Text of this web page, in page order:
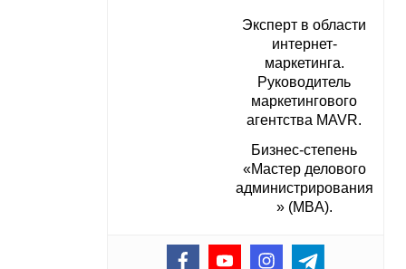
Эксперт в области
интернет-
маркетинга.
Руководитель
маркетингового
агентства MAVR.
Бизнес-степень
«Мастер делового
администрирования
» (MBA).